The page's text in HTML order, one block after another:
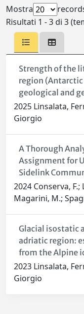
Mostra
Risultati 1 - 3 di 3
Strength of the
region
geological and
2025 Linsalata,
Giorgio
A Thorough
Assignment for
Sidelink
2024 Conserva,
Magarini, M.;
Glacial isostatic
adriatic region:
from the Alpine
2023 Linsalata,
Giorgio